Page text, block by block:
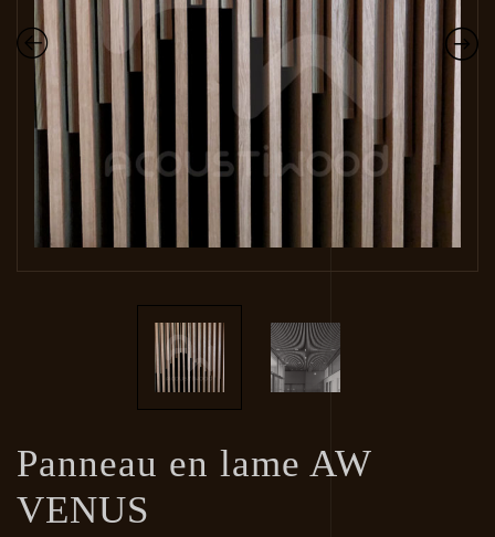
Panneau en lame AW
VENUS